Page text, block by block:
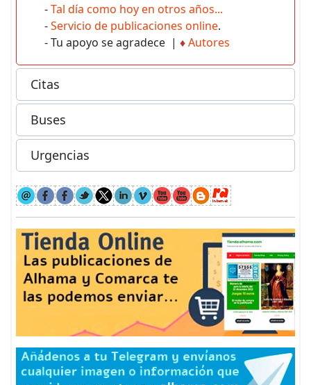
-Tal día como hoy en otros años...
-Servicio de publicaciones online.
- Tu apoyo se agradece | ♦Autores
Citas
Buses
Urgencias